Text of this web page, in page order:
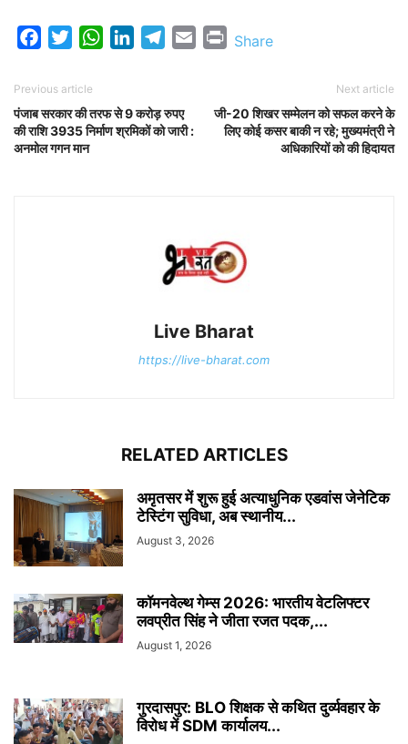
FacebookTwitterWhatsAppLinkedInTelegram
Email Print
Share
Previous article
पंजाब सरकार की तरफ से 9 करोड़ रुपए
की राशि 3935 निर्माण श्रमिकों को जारी :
अनमोल गगन मान
Next article
जी-20 शिखर सम्मेलन को सफल करने के
लिए कोई कसर बाकी न रहे; मुख्यमंत्री ने
अधिकारियों को की हिदायत
Live Bharat
https://live-bharat.com
RELATED ARTICLES
अमृतसर में शुरू हुई अत्याधुनिक एडवांस जेनेटिक
टेस्टिंग सुविधा, अब स्थानीय...
August 3, 2026
कॉमनवेल्थ गेम्स 2026: भारतीय वेटलिफ्टर
लवप्रीत सिंह ने जीता रजत पदक,...
August 1, 2026
गुरदासपुर: BLO शिक्षक से कथित दुर्व्यवहार के
विरोध में SDM कार्यालय...